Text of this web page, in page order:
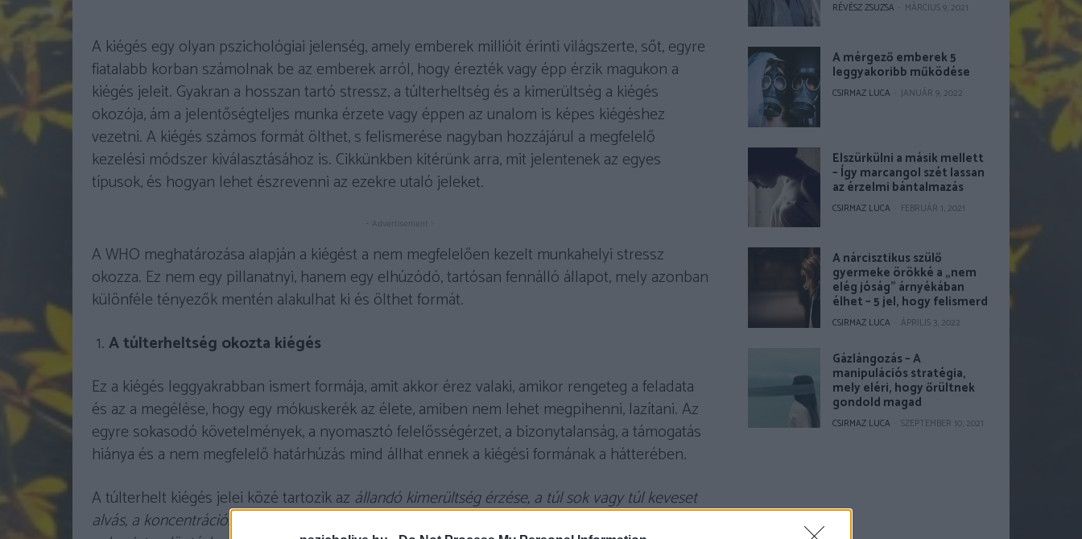
A kiégés egy olyan pszichológiai jelenség, amely emberek millióit érinti világszerte, sőt, egyre
fiatalabb korban számolnak be az emberek arról, hogy érezték vagy épp érzik magukon a
kiégés jeleit. Gyakran a hosszan tartó stressz, a túlterheltség és a kimerültség a kiégés
okozója, ám a jelentőségteljes munka érzete vagy éppen az unalom is képes kiégéshez
vezetni. A kiégés számos formát ölthet, s felismerése nagyban hozzájárul a megfelelő
kezelési módszer kiválasztásához is. Cikkünkben kitérünk arra, mit jelentenek az egyes
típusok, és hogyan lehet észrevenni az ezekre utaló jeleket.
- Advertisement -
A WHO meghatározása alapján a kiégést a nem megfelelően kezelt munkahelyi stressz
okozza. Ez nem egy pillanatnyi, hanem egy elhúzódó, tartósan fennálló állapot, mely azonban
különféle tényezők mentén alakulhat ki és ölthet formát.
A túlterheltség okozta kiégés
Ez a kiégés leggyakrabban ismert formája, amit akkor érez valaki, amikor rengeteg a feladata
és az a megélése, hogy egy mókuskerék az élete, amiben nem lehet megpihenni, lazítani. Az
egyre sokasodó követelmények, a nyomasztó felelősségérzet, a bizonytalanság, a támogatás
hiánya és a nem megfelelő határhúzás mind állhat ennek a kiégési formának a hátterében.
A túlterhelt kiégés jelei közé tartozik az állandó kimerültség érzése, a túl sok vagy túl keveset
alvás, a koncentrációs nehézségek, a motiválatlanság, az ingerlékenység vagy frusztráltság,
RÉVÉSZ ZSUZSA MÁRCIUS 9, 2021
A mérgező emberek 5
leggyakoribb működése
CSIRMAZ LUCA JANUÁR 9, 2022
Elszürkülni a másik mellett
– Így marcangol szét lassan
az érzelmi bántalmazás
CSIRMAZ LUCA FEBRUÁR 1, 2021
A nárcisztikus szülő
gyermeke örökké a „nem
elég jóság” árnyékában
élhet – 5 jel, hogy felismerd
CSIRMAZ LUCA ÁPRILIS 3, 2022
Gázlángozás – A
manipulációs stratégia,
mely eléri, hogy őrültnek
gondold magad
CSIRMAZ LUCA SZEPTEMBER 10, 2021